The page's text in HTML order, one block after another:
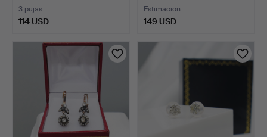
3 pujas
114 USD
Estimación
149 USD